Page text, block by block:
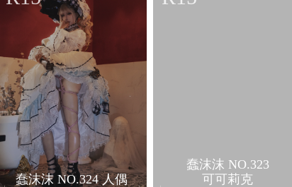
蠢沫沫 NO.324 人偶
蠢沫沫 NO.323
可可莉克